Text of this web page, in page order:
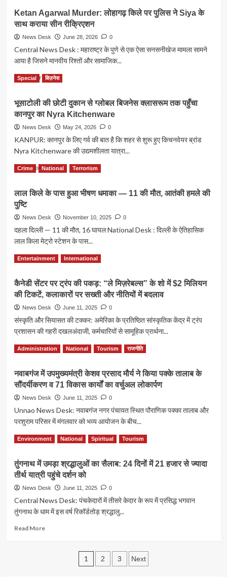
दिया
₹27.5
का
बड़ा
उपहार
भोजपुर
एनकाउंटर
मोड़:
एसपी
लगा
का
आरोप,
पुलिस
ने
वीडियो
जारी
दावों
बताया
बेबुनियाद
Ketan Agarwal Murder: लोहागढ़ किले पर पुलिस ने Siya के
साथ कराया सीन रीक्रिएशन
News Desk June 28, 2026 0
Central News Desk : महाराष्ट्र के पुणे से एक ऐसा सनसनीखेज मामला सामने
आया है जिसने मानवीय रिश्तों और सामाजिक...
Read MoreRead
more
Ketan
Agarwal
Murder:
किले
पर
ने
के
सीन
रीक्रिएशन
Special बिज़नेस
भूसाटोली की छोटी दुकान से ग्लोबल बिजनेस क्लासरूम तक पहुँचा
कानपुर का Nyra Kitchenware
News Desk May 24, 2026 0
KANPUR: कानपुर के लिए गर्व की बात है कि शहर से शुरू हुए किचनवेयर ब्रांड
Nyra Kitchenware की उद्यमशीलता यात्रा...
Read MoreRead
more
भूसाटोली
छोटी
से
ग्लोबल
क्लासरूम
पहुँचा
कानपुर
Nyra
Kitchenware
Crime National Terrorism
लाल किले के पास हुआ भीषण धमाका — 11 की मौत, आतंकी हमले की
पुष्टि
News Desk November 10, 2025 0
दहला दिल्ली — 11 की मौत, 16 घायल National Desk : दिल्ली के ऐतिहासिक
लाल किला मेट्रो स्टेशन के पास...
Read MoreRead
more
लाल
किले
के
हुआ
भीषण
—
की
मौत,
हमले
की
पुष्टि
Entertainment International
कैनेडी सेंटर पर ट्रंप की पकड़: “ले मिज़रेबल्स” के शो में $2 मिलियन
की टिकटें, कलाकारों पर सख्ती और नीतियों में बदलाव
News Desk June 11, 2025 0
संस्कृति और सियासत की टक्कर: अमेरिका के प्रतिष्ठित सांस्कृतिक केंद्र में ट्रंप
प्रशासन की गहरी दखलअंदाजी, कर्मचारियों से सामूहिक प्रार्थना...
Read MoreRead
more
कैनेडी
सेंटर
पर
की
पकड़:
मिज़रेबल्स”
शो
में
$2
मिलियन
की
टिकटें,
पर
Administration National Tourism राजनीति
नवाबगंज में उपमुख्यमंत्री केशव प्रसाद मौर्य ने किया पक्के तालाब के
सौंदर्यीकरण व 71 विकास कार्यों का वर्चुअल लोकार्पण
News Desk June 11, 2025 0
Unnao News Desk: नवाबगंज नगर पंचायत स्थित पौराणिक पक्का तालाब और
परशुराम परिसर में मंगलवार को भव्य आयोजन के बीच...
Read MoreRead
more
नवाबगंज
में
उपमुख्यमंत्री
प्रसाद
मौर्य
किया
Environment National Spiritual Tourism
तुंगनाथ में उमड़ा श्रद्धालुओं का सैलाब: 24 दिनों में 21 हजार से ज्यादा
तीर्थ यात्री पहुंचे दर्शन को
News Desk June 11, 2025 0
Central News Desk: पंचकेदारों में तीसरे केदार के रूप में प्रसिद्ध भगवान
तुंगनाथ के धाम में इस वर्ष रिकॉर्डतोड़ श्रद्धालु...
Read MoreRead
Posts
1 2 3 Next